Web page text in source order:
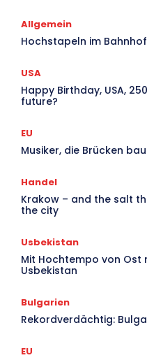
Allgemein
Hochstapeln im Bahnhof
USA
Happy Birthday, USA,
future?
EU
Musiker, die Brücken
Handel
Krakow – and the salt
the city
Usbekistan
Mit Hochtempo von Ost
Usbekistan
Bulgarien
Rekordverdächtig:
EU